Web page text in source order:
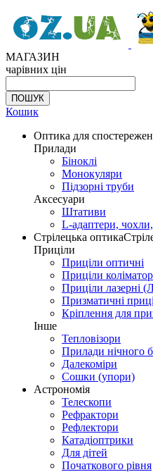
МАГАЗИН
чарівних цін
Кошик
Оптика для
Прилади
Біноклі
Монокуляри
Підзорні труби
Аксесуари
Штативи
L-адаптери,
Стрілецька оптика
Приціли
Приціли оптичні
Приціли
Приціли лазерні
Призматичні
Кріплення для
Інше
Тепловізори
Прилади нічного
Далекоміри
Сошки (упори)
Астрономія
Телескопи
Рефрактори
Рефлектори
Катадіоптрики
Для дітей
Початкового рівня